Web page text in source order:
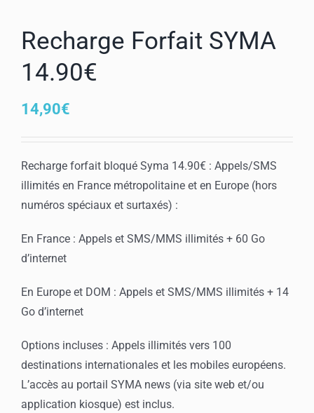
Recharge Forfait SYMA
14.90€
14,90€
Recharge forfait bloqué Syma 14.90€ : Appels/SMS
illimités en France métropolitaine et en Europe (hors
numéros spéciaux et surtaxés) :
En France : Appels et SMS/MMS illimités + 60 Go
d’internet
En Europe et DOM : Appels et SMS/MMS illimités + 14
Go d’internet
Options incluses : Appels illimités vers 100
destinations internationales et les mobiles européens.
L’accès au portail SYMA news (via site web et/ou
application kiosque) est inclus.